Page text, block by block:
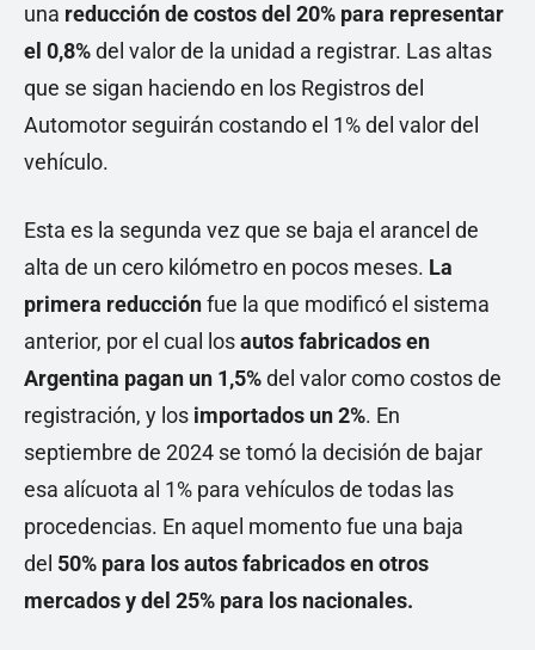
una reducción de costos del 20% para representar
el 0,8%del valor de la unidad a registrar. Las altas
que se sigan haciendo en los Registros del
Automotor seguirán costando el 1% del valor del
vehículo.
Esta es la segunda vez que se baja el arancel de
alta de un cero kilómetro en pocos meses. La
primera reducciónfue la que modificó el sistema
anterior, por el cual losautos fabricados en
Argentina pagan un 1,5%del valor como costos de
registración, y los importados un 2%. En
septiembre de 2024 se tomó la decisión de bajar
esa alícuota al 1% para vehículos de todas las
procedencias. En aquel momento fue una baja
del 50% para los autos fabricados en otros
mercados y del 25% para los nacionales.